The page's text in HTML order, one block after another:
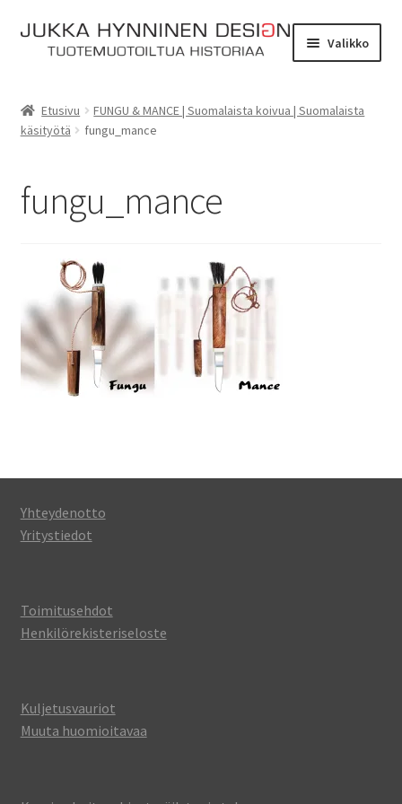
Siirry
navigointiin
Siirry
sisältöön
Valikko
Tarinat
Myymälä
Verkkokauppa
Kassa
Ostoskori
Etusivu
FUNGU & MANCE | Suomalaista koivua | Suomalaista
käsityötä
fungu_mance
fungu_mance
Yhteydenotto
Yritystiedot
Toimitusehdot
Henkilörekisteriseloste
Kuljetusvauriot
Muuta huomioitavaa